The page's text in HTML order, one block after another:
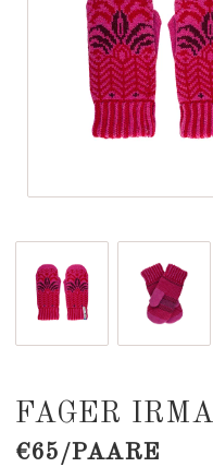
FAGER
€65/PAARE